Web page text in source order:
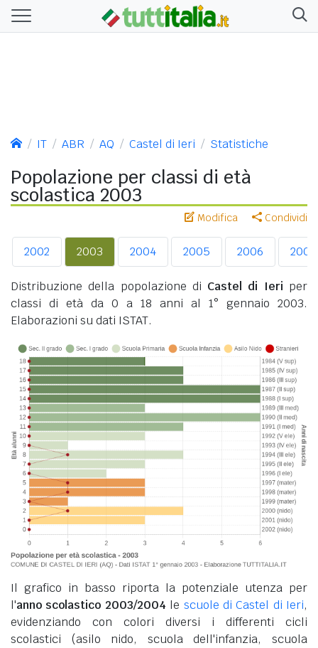
IT ABR AQ Castel di Ieri Statistiche
Popolazione per classi di età
scolastica 2003
Modifica Condividi
2002 2003 2004 2005 2006 2007
Distribuzione della popolazione di Castel di Ieri per
classi di età da 0 a 18 anni al 1° gennaio 2003.
Elaborazioni su dati ISTAT.
Il grafico in basso riporta la potenziale utenza per
l'anno scolastico 2003/2004 le scuole di Castel di Ieri,
evidenziando con colori diversi i differenti cicli
scolastici (asilo nido, scuola dell'infanzia, scuola